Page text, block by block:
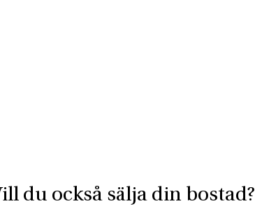
du också sälja din bostad?